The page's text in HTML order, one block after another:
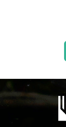
特定商取引法に基